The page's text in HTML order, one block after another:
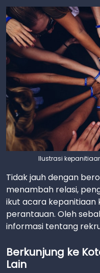
Ilustrasi
Tidak jauh dengan
menambah relasi,
ikut acara kepanitiaan
perantauan. Oleh
informasi tentang
Berkunjung ke
Lain